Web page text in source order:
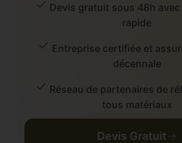
Devis gratuit sous 48h
rapide
Entreprise certifiée et
décennale
Réseau de partenaires de
tous matériaux
Devis Gratuit